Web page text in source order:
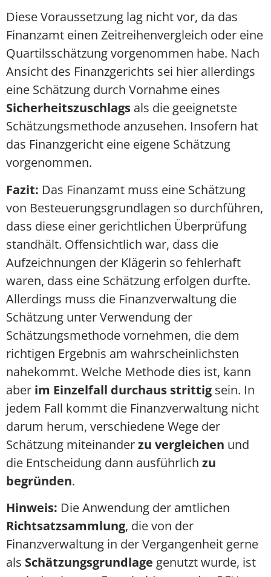
Diese Voraussetzung lag nicht vor, da das
Finanzamt einen Zeitreihenvergleich oder eine
Quartilsschätzung vorgenommen habe. Nach
Ansicht des Finanzgerichts sei hier allerdings
eine Schätzung durch Vornahme eines
Sicherheitszuschlags als die geeignetste
Schätzungsmethode anzusehen. Insofern hat
das Finanzgericht eine eigene Schätzung
vorgenommen.
Fazit: Das Finanzamt muss eine Schätzung
von Besteuerungsgrundlagen so durchführen,
dass diese einer gerichtlichen Überprüfung
standhält. Offensichtlich war, dass die
Aufzeichnungen der Klägerin so fehlerhaft
waren, dass eine Schätzung erfolgen durfte.
Allerdings muss die Finanzverwaltung die
Schätzung unter Verwendung der
Schätzungsmethode vornehmen, die dem
richtigen Ergebnis am wahrscheinlichsten
nahekommt. Welche Methode dies ist, kann
aber im Einzelfall durchaus strittig sein. In
jedem Fall kommt die Finanzverwaltung nicht
darum herum, verschiedene Wege der
Schätzung miteinanderzu vergleichen und
die Entscheidung dann ausführlich zu
begründen.
Hinweis: Die Anwendung der amtlichen
Richtsatzsammlung, die von der
Finanzverwaltung in der Vergangenheit gerne
als Schätzungsgrundlage genutzt wurde, ist